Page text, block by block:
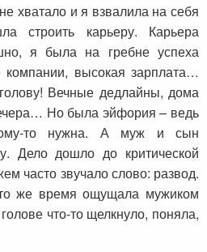
хватало и я взвалила на себя
строить карьеру. Карьера
я была на гребне успеха
компании, высокая зарплата…
Вечные дедлайны, дома
Но была эйфория – ведь
то нужна. А муж и сын
Дело дошло до критической
часто звучало слово: развод.
же время ощущала мужиком
что-то щелкнуло, поняла,